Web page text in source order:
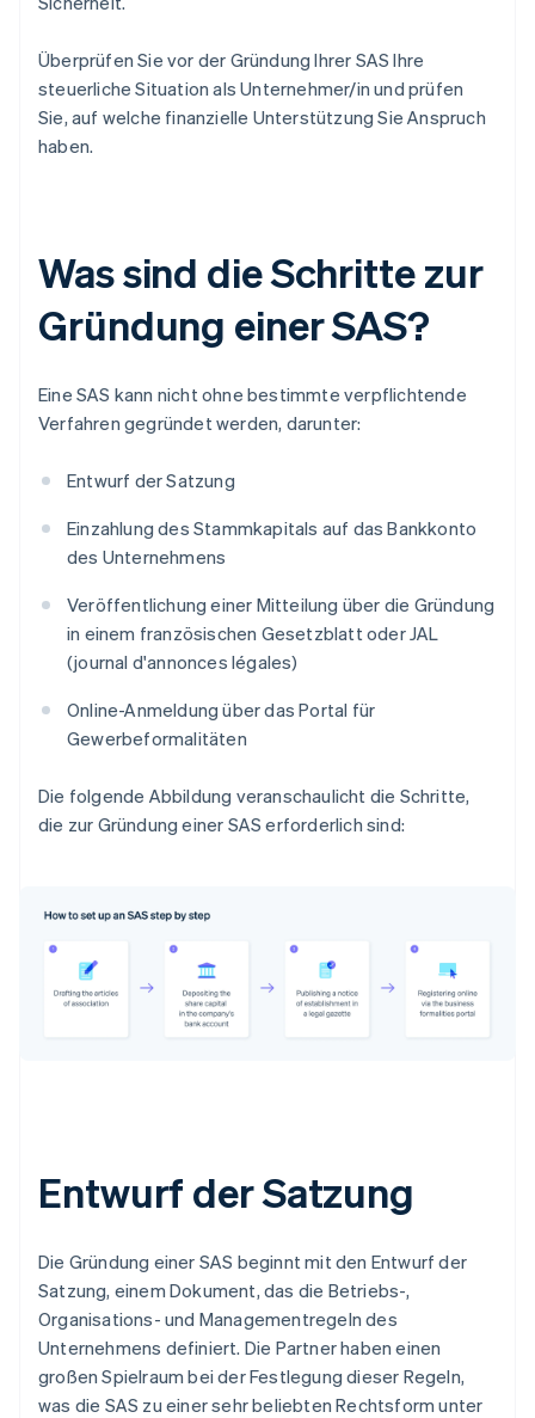
Überprüfen Sie vor der Gründung Ihrer SAS Ihre
steuerliche Situation als Unternehmer/in und prüfen
Sie, auf welche finanzielle Unterstützung Sie Anspruch
haben.
Was sind die Schritte zur
Gründung einer SAS?
Eine SAS kann nicht ohne bestimmte verpflichtende
Verfahren gegründet werden, darunter:
Entwurf der Satzung
Einzahlung des Stammkapitals auf das Bankkonto
des Unternehmens
Veröffentlichung einer Mitteilung über die Gründung
in einem französischen Gesetzblatt oder JAL
(journal d'annonces légales)
Online-Anmeldung über das Portal für
Gewerbeformalitäten
Die folgende Abbildung veranschaulicht die Schritte,
die zur Gründung einer SAS erforderlich sind:
Entwurf der Satzung
Die Gründung einer SAS beginnt mit den Entwurf der
Satzung, einem Dokument, das die Betriebs-,
Organisations- und Managementregeln des
Unternehmens definiert. Die Partner haben einen
großen Spielraum bei der Festlegung dieser Regeln,
was die SAS zu einer sehr beliebten Rechtsform unter